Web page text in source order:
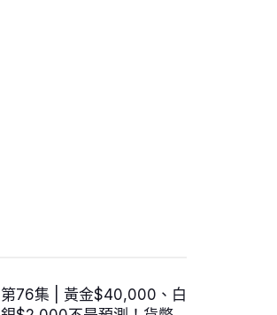
第76集 | 黃金$40,000、白